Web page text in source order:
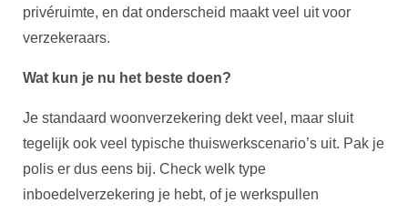
privéruimte, en dat onderscheid maakt veel uit voor
verzekeraars.
Wat kun je nu het beste doen?
Je standaard woonverzekering dekt veel, maar sluit
tegelijk ook veel typische thuiswerkscenario’s uit. Pak je
polis er dus eens bij. Check welk type
inboedelverzekering je hebt, of je werkspullen